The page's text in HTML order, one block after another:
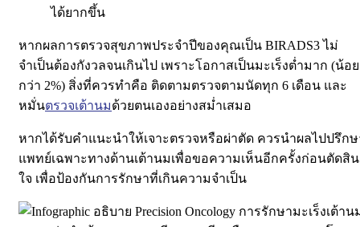
ได้ยากขึ้น
หากผลการตรวจสุขภาพประจำปีของคุณเป็น BIRADS3 ไม่
จำเป็นต้องกังวลจนเกินไป เพราะโอกาสเป็นมะเร็งต่ำมาก (น้อย
กว่า 2%) สิ่งที่ควรทำคือ ติดตามตรวจตามนัดทุก 6 เดือน และ
หมั่นตรวจเต้านมด้วยตนเองอย่างสม่ำเสมอ
หากได้รับคำแนะนำให้เจาะตรวจหรือผ่าตัด ควรนำผลไปปรึก
แพทย์เฉพาะทางด้านเต้านมเพื่อขอความเห็นอีกครั้งก่อนตัดสิน
ใจ เพื่อป้องกันการรักษาที่เกินความจำเป็น